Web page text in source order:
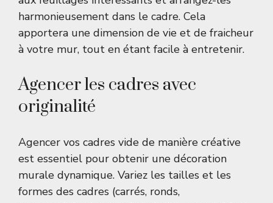
harmonieusement dans le cadre. Cela
apportera une dimension de vie et de fraicheur
à votre mur, tout en étant facile à entretenir.
Agencer les cadres avec
originalité
Agencer vos cadres vide de manière créative
est essentiel pour obtenir une décoration
murale dynamique. Variez les tailles et les
formes des cadres (carrés, ronds,